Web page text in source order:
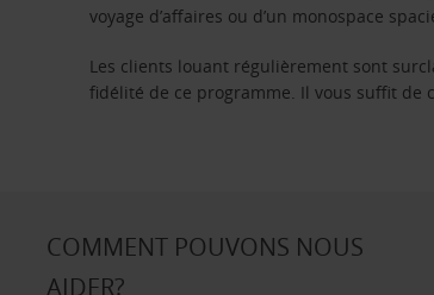
voyage d’affaires ou d’un monospace
Les clients louant régulièrement sont
fidélité de ce programme. Il vous suffit
COMMENT POUVONS NOUS
AIDER?